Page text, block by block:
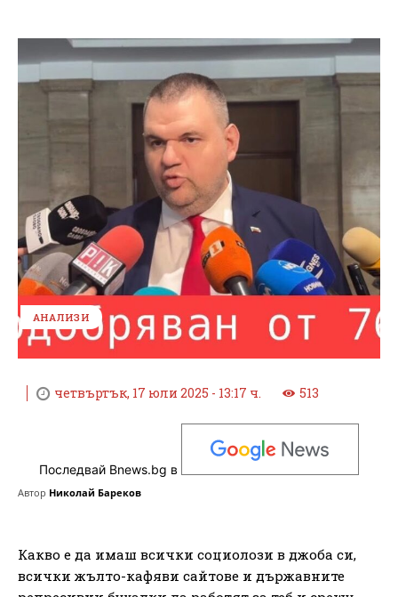
АНАЛИЗИ
четвъртък, 17 юли 2025 - 13:17 ч. 513
Последвай Bnews.bg в
Автор Николай Бареков
Какво е да имаш всички социолози в джоба си,
всички жълто-кафяви сайтове и държавните